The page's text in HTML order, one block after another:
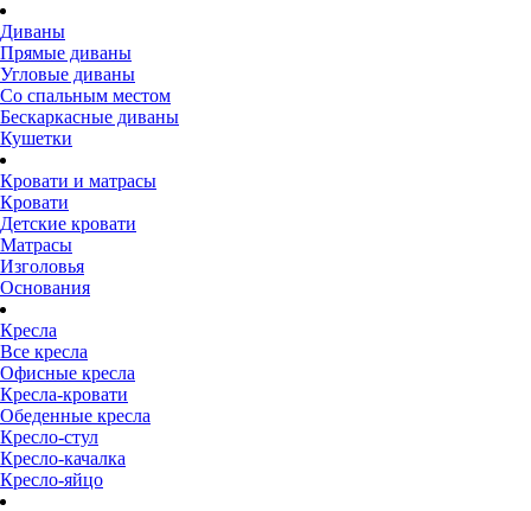
Диваны
Прямые диваны
Угловые диваны
Со спальным местом
Бескаркасные диваны
Кушетки
Кровати и матрасы
Кровати
Детские кровати
Матрасы
Изголовья
Основания
Кресла
Все кресла
Офисные кресла
Кресла-кровати
Обеденные кресла
Кресло-стул
Кресло-качалка
Кресло-яйцо